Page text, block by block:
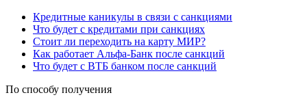
Кредитные каникулы в связи с санкциями
Что будет с кредитами при санкциях
Стоит ли переходить на карту МИР?
Как работает Альфа-Банк после санкций
Что будет с ВТБ банком после санкций
По способу получения